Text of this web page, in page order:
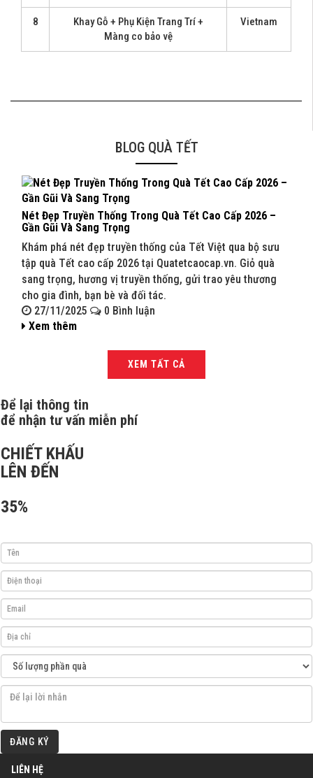
8
Khay Gỗ + Phụ Kiện Trang Trí +
Màng co bảo vệ
Vietnam
BLOG QUÀ TẾT
Nét Đẹp Truyền Thống Trong Quà Tết Cao Cấp 2026 –
Gần Gũi Và Sang Trọng
Khám phá nét đẹp truyền thống của Tết Việt qua bộ sưu
tập quà Tết cao cấp 2026 tại Quatetcaocap.vn. Giỏ quà
sang trọng, hương vị truyền thống, gửi trao yêu thương
cho gia đình, bạn bè và đối tác.
27/11/2025
0 Bình luận
Xem thêm
XEM TẤT CẢ
Để lại thông tin
để nhận tư vấn miễn phí
CHIẾT KHẤU
LÊN ĐẾN
35%
ĐĂNG KÝ
LIÊN HỆ